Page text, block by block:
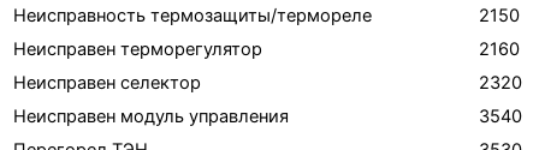
Неисправность термозащиты/термореле
2150
Неисправен терморегулятор
2160
Неисправен селектор
2320
Неисправен модуль управления
3540